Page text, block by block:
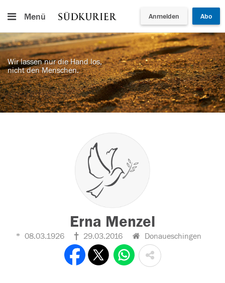
Menü Anmelden Abo
Wir lassen nur die Hand los,
nicht den Menschen.
Erna Menzel
08.03.1926 29.03.2016 Donaueschingen